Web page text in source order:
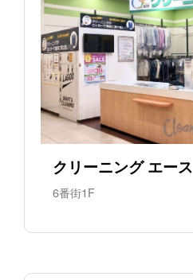
クリーニング エース
6番街1F